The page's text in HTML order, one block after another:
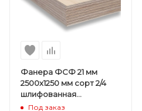
Фанера ФСФ 21 мм
2500х1250 мм сорт 2/4
шлифованная
березовая
Под заказ